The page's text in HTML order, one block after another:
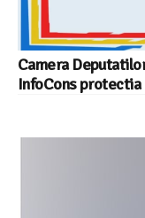
Camera
InfoCons